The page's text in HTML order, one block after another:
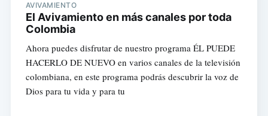
AVIVAMIENTO
El Avivamiento en más canales por toda
Colombia
Ahora puedes disfrutar de nuestro programa ÉL PUEDE
HACERLO DE NUEVO en varios canales de la televisión
colombiana, en este programa podrás descubrir la voz de
Dios para tu vida y para tu